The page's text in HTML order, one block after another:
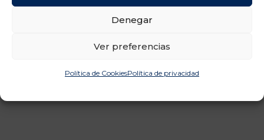
Denegar
Ver preferencias
Política de CookiesPolítica de privacidad